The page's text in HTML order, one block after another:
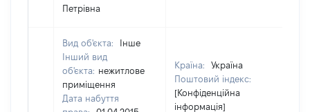
Петрівна
Вид об'єкта:
Інше
Інший вид
об'єкта: нежитлове
приміщення
Дата набуття
Країна:
Україна
Поштовий індекс:
[Конфіденційна
інформація]